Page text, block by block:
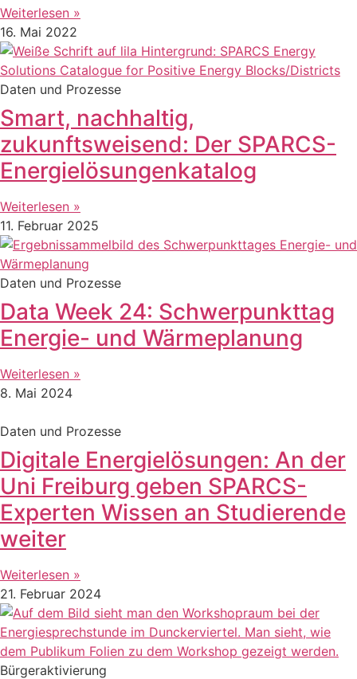
Weiterlesen »
16. Mai 2022
Daten und Prozesse
Smart, nachhaltig,
zukunftsweisend: Der SPARCS-
Energielösungenkatalog
Weiterlesen »
11. Februar 2025
Daten und Prozesse
Data Week 24: Schwerpunkttag
Energie- und Wärmeplanung
Weiterlesen »
8. Mai 2024
Daten und Prozesse
Digitale Energielösungen: An der
Uni Freiburg geben SPARCS-
Experten Wissen an Studierende
weiter
Weiterlesen »
21. Februar 2024
Bürgeraktivierung